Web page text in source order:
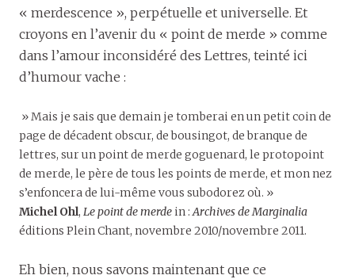
« merdescence », perpétuelle et universelle. Et
croyons en l’avenir du « point de merde » comme
dans l’amour inconsidéré des Lettres, teinté ici
d’humour vache :
» Mais je sais que demain je tomberai en un petit coin de
page de décadent obscur, de bousingot, de branque de
lettres, sur un point de merde goguenard, le protopoint
de merde, le père de tous les points de merde, et mon nez
s’enfoncera de lui-même vous subodorez où. »
Michel Ohl, Le point de merde in :Archives de Marginalia
éditions Plein Chant, novembre 2010/novembre 2011.
Eh bien, nous savons maintenant que ce